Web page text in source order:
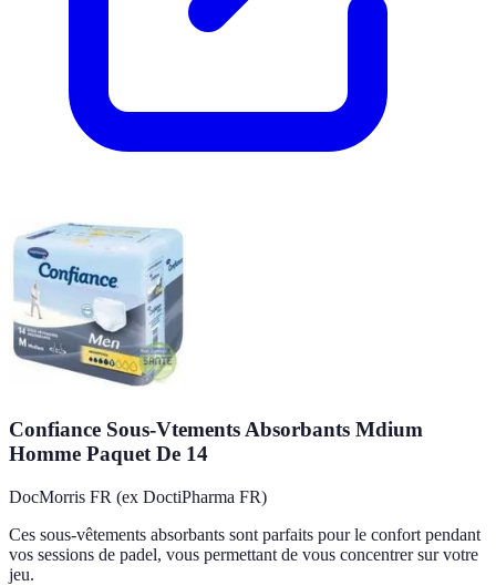
Confiance Sous-Vtements Absorbants Mdium
Homme Paquet De 14
DocMorris FR (ex DoctiPharma FR)
Ces sous-vêtements absorbants sont parfaits pour le confort pendant
vos sessions de padel, vous permettant de vous concentrer sur votre
jeu.